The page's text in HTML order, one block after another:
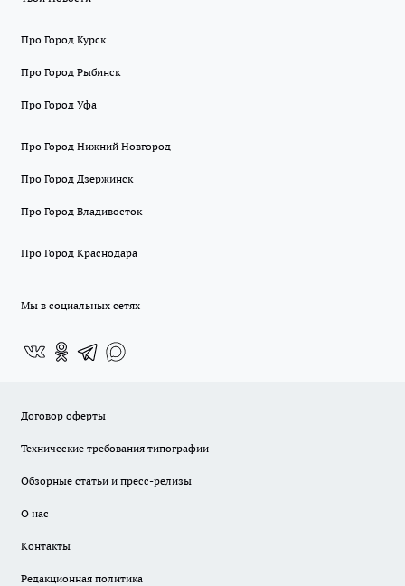
Про Город Курск
Про Город Рыбинск
Про Город Уфа
Про Город Нижний Новгород
Про Город Дзержинск
Про Город Владивосток
Про Город Краснодара
Мы в социальных сетях
Договор оферты
Технические требования типографии
Обзорные статьи и пресс-релизы
О нас
Контакты
Редакционная политика